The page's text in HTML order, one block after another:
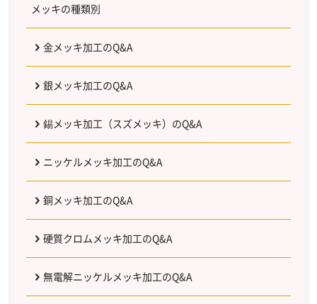
メッキの種類別
金メッキ加工のQ&A
銀メッキ加工のQ&A
錫メッキ加工（スズメッキ）のQ&A
ニッケルメッキ加工のQ&A
銅メッキ加工のQ&A
硬質クロムメッキ加工のQ&A
無電解ニッケルメッキ加工のQ&A